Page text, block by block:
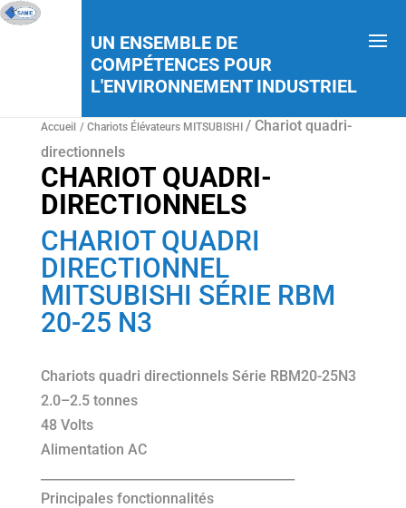
UN ENSEMBLE DE
COMPÉTENCES POUR
L'ENVIRONNEMENT INDUSTRIEL
Accueil / Chariots Élévateurs MITSUBISHI / Chariot quadri-
directionnels
CHARIOT QUADRI-
DIRECTIONNELS
CHARIOT QUADRI
DIRECTIONNEL
MITSUBISHI SÉRIE RBM
20-25 N3
Chariots quadri directionnels Série RBM20-25N3
2.0–2.5 tonnes
48 Volts
Alimentation AC
Principales fonctionnalités